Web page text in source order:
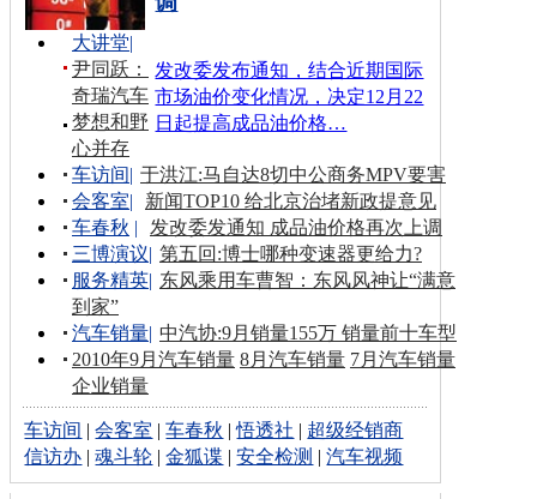
发改委发布通知，结合近期国际
市场油价变化情况，决定12月22
日起提高成品油价格…
大讲堂|
尹同跃：
奇瑞汽车
梦想和野
心并存
车访间| 于洪江:马自达8切中公商务MPV要害
会客室|
新闻TOP10 给北京治堵新政提意见
车春秋 |
发改委发通知 成品油价格再次上调
三博演议| 第五回:博士哪种变速器更给力?
服务精英| 东风乘用车曹智：东风风神让“满意
到家”
汽车销量| 中汽协:9月销量155万 销量前十车型
2010年9月汽车销量 8月汽车销量 7月汽车销量
企业销量
车访间 |会客室 |车春秋 |悟透社 | 超级经销商
信访办 |魂斗轮 |金狐谍 |安全检测 |汽车视频